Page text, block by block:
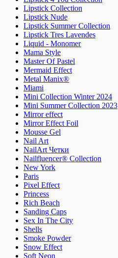
Lipstick Collection
Lipstick Nude
Lipstick Summer Collection
Lipstick Tres Lavendes
Liquid - Monomer
Mama Style
Master Of Pastel
Mermaid Effect
Metal Manix®
Miami
Mini Collection Winter 2024
Mini Summer Collection 2023
Mirror effect
Mirror Effect Foil
Mousse Gel
Nail Art
NailArt Четки
Nailfluencer® Collection
New York
Paris
Pixel Effect
Princess
Rich Beach
Sanding Caps
Sex In The City
Shells
Smoke Powder
Snow Effect
Soft Neon